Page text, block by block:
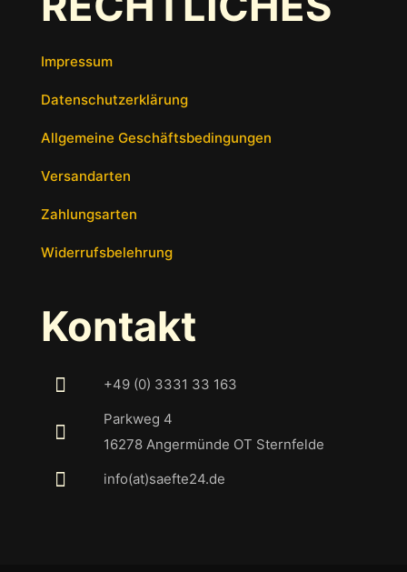
Impressum
Datenschutzerklärung
Allgemeine Geschäftsbedingungen
Versandarten
Zahlungsarten
Widerrufsbelehrung
Kontakt
+49 (0) 3331 33 163
Parkweg 4
16278 Angermünde OT Sternfelde
info(at)saefte24.de